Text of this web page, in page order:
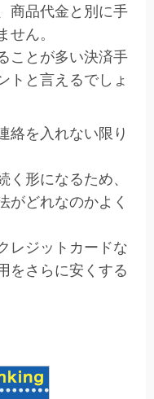
商品代金と別に手
ん。
ことが多い決済手
トと言えるでしょ
絡を入れない限り
形になるため、
がどれなのかよく
レジットカードな
をさらに安くする